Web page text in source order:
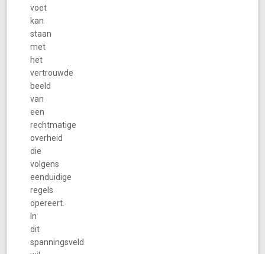
voet
kan
staan
met
het
vertrouwde
beeld
van
een
rechtmatige
overheid
die
volgens
eenduidige
regels
opereert.
In
dit
spanningsveld